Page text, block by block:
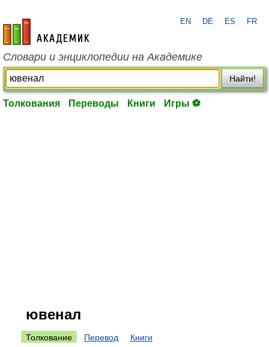
academic.ru
EN DE ES FR
Словари и энциклопедии на Академике
Найти!
Толкования Переводы Книги Игры ⚽
ювенал
Толкование Перевод Книги